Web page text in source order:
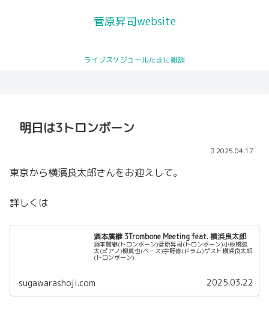
菅原昇司website
ライブスケジュールたまに雑談サッポロ・シティ・ジャズ公式
明日は3トロンボーン
2025.04.17
東京から横濱良太郎さんをお迎えして。
詳しくは
酒本廣継 3Trombone Meeting feat. 横浜良太郎
酒本廣継(トロンボーン)菅原昇司(トロンボーン)小板橋弦
太(ピアノ)柳真也(ベース)宇野修(ドラム)ゲスト横浜良太郎
(トロンボーン)
sugawarashoji.com 2025.03.22